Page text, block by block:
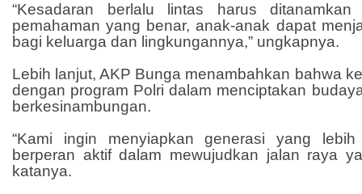
“Kesadaran berlalu lintas harus
pemahaman yang benar, anak-anak dapat
bagi keluarga dan lingkungannya,” ungkapnya.
Lebih lanjut, AKP Bunga menambahkan bahwa
dengan program Polri dalam menciptakan
berkesinambungan.
“Kami ingin menyiapkan generasi yang
berperan aktif dalam mewujudkan jalan raya
katanya.